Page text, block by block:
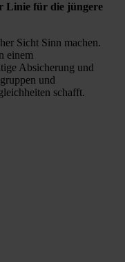
Linie für die jüngere
Sicht Sinn machen.
einem
Absicherung und
und
schafft.